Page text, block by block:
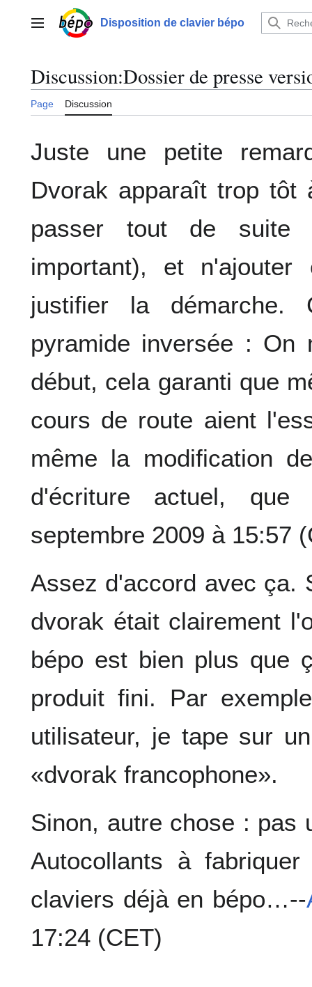
contenuMenu principalDisposition de clavier bépo
Discussion:Dossier de presse
Page Discussion
Juste une petite
Dvorak apparaît trop
passer tout de suite
important), et
justifier la
pyramide inversée : On
début, cela garanti que
cours de route aient
même la modification
d'écriture actuel,
septembre 2009 à 15:57
Assez d'accord avec ça.
dvorak était clairement
bépo est bien plus que
produit fini. Par
utilisateur, je tape sur
«dvorak francophone».
Sinon, autre chose : pas
Autocollants à
claviers déjà en bépo…--
17:24 (CET)